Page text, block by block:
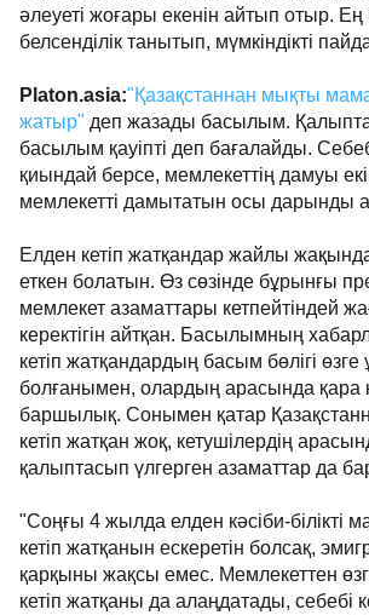
әлеуеті жоғары екенін айтып отыр.
белсенділік танытып, мүмкіндікті
Platon.asia:"Қазақстаннан мықты
жатыр" деп жазады басылым.
басылым қауіпті деп бағалайды.
қиындай берсе, мемлекеттің дамуы
мемлекетті дамытатын осы дарынды
Елден кетіп жатқандар жайлы
еткен болатын. Өз сөзінде бұрынғы
мемлекет азаматтары кетпейтіндей
керектігін айтқан. Басылымның
кетіп жатқандардың басым бөлігі өзге
болғанымен, олардың арасында қара
баршылық. Сонымен қатар
кетіп жатқан жоқ, кетушілердің
қалыптасып үлгерген азаматтар да
"Соңғы 4 жылда елден кәсіби-білікті
кетіп жатқанын ескеретін болсақ,
қарқыны жақсы емес. Мемлекеттен
кетіп жатқаны да алаңдатады, себебі